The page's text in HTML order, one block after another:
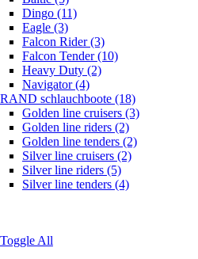
Dingo (11)
Eagle (3)
Falcon Rider (3)
Falcon Tender (10)
Heavy Duty (2)
Navigator (4)
schlauchboote (18)
Golden line cruisers (3)
Golden line riders (2)
Golden line tenders (2)
Silver line cruisers (2)
Silver line riders (5)
Silver line tenders (4)
Toggle All